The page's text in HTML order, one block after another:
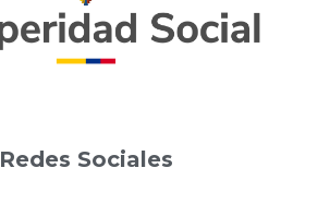
Redes Sociales